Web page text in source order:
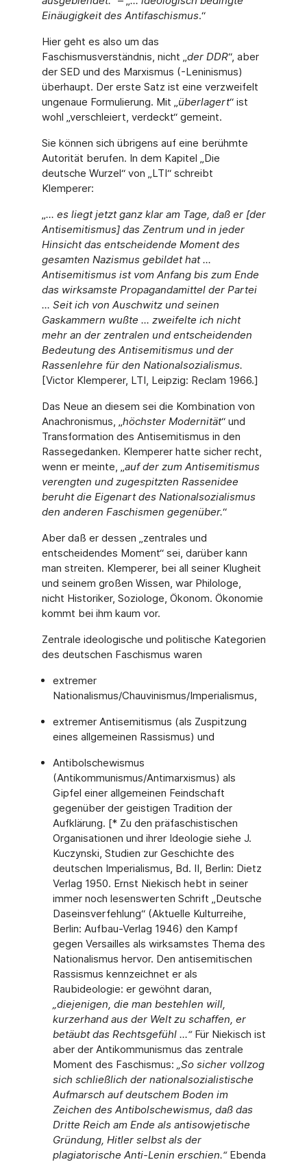
Einäugigkeit des Antifaschismus.“
Hier geht es also um das
Faschismusverständnis, nicht „der DDR“, aber
der SED und des Marxismus (-Leninismus)
überhaupt. Der erste Satz ist eine verzweifelt
ungenaue Formulierung. Mit „überlagert“ ist
wohl „verschleiert, verdeckt“ gemeint.
Sie können sich übrigens auf eine berühmte
Autorität berufen. In dem Kapitel „Die
deutsche Wurzel“ von „LTI“ schreibt
Klemperer:
„... es liegt jetzt ganz klar am Tage, daß er [der
Antisemitismus] das Zentrum und in jeder
Hinsicht das entscheidende Moment des
gesamten Nazismus gebildet hat ...
Antisemitismus ist vom Anfang bis zum Ende
das wirksamste Propagandamittel der Partei
... Seit ich von Auschwitz und seinen
Gaskammern wußte ... zweifelte ich nicht
mehr an der zentralen und entscheidenden
Bedeutung des Antisemitismus und der
Rassenlehre für den Nationalsozialismus.
[Victor Klemperer, LTI, Leipzig: Reclam 1966.]
Das Neue an diesem sei die Kombination von
Anachronismus, „höchster Modernität“ und
Transformation des Antisemitismus in den
Rassegedanken. Klemperer hatte sicher recht,
wenn er meinte, „auf der zum Antisemitismus
verengten und zugespitzten Rassenidee
beruht die Eigenart des Nationalsozialismus
den anderen Faschismen gegenüber.“
Aber daß er dessen „zentrales und
entscheidendes Moment“ sei, darüber kann
man streiten. Klemperer, bei all seiner Klugheit
und seinem großen Wissen, war Philologe,
nicht Historiker, Soziologe, Ökonom. Ökonomie
kommt bei ihm kaum vor.
Zentrale ideologische und politische Kategorien
des deutschen Faschismus waren
extremer
Nationalismus/Chauvinismus/Imperialismus,
extremer Antisemitismus (als Zuspitzung
eines allgemeinen Rassismus) und
Antibolschewismus
(Antikommunismus/Antimarxismus) als
Gipfel einer allgemeinen Feindschaft
gegenüber der geistigen Tradition der
Aufklärung. [* Zu den präfaschistischen
Organisationen und ihrer Ideologie siehe J.
Kuczynski, Studien zur Geschichte des
deutschen Imperialismus, Bd. II, Berlin: Dietz
Verlag 1950. Ernst Niekisch hebt in seiner
immer noch lesenswerten Schrift „Deutsche
Daseinsverfehlung“ (Aktuelle Kulturreihe,
Berlin: Aufbau-Verlag 1946) den Kampf
gegen Versailles als wirksamstes Thema des
Nationalismus hervor. Den antisemitischen
Rassismus kennzeichnet er als
Raubideologie: er gewöhnt daran,
„diejenigen, die man bestehlen will,
kurzerhand aus der Welt zu schaffen, er
betäubt das Rechtsgefühl ...“Für Niekisch ist
aber der Antikommunismus das zentrale
Moment des Faschismus: „So sicher vollzog
sich schließlich der nationalsozialistische
Aufmarsch auf deutschem Boden im
Zeichen des Antibolschewismus, daß das
Dritte Reich am Ende als antisowjetische
Gründung, Hitler selbst als der
plagiatorische Anti-Lenin erschien.“Ebenda